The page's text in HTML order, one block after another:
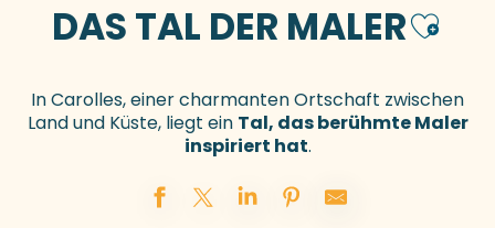
DAS TAL DER MALER
In Carolles, einer charmanten Ortschaft zwischen
Land und Küste, liegt ein Tal, das berühmte Maler
inspiriert hat.